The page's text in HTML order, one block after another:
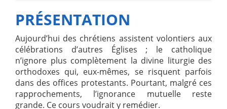
PRÉSENTATION
Aujourd’hui des chrétiens assistent volontiers aux
célébrations d’autres Églises ; le catholique
n’ignore plus complètement la divine liturgie des
orthodoxes qui, eux-mêmes, se risquent parfois
dans des offices protestants. Pourtant, malgré ces
rapprochements, l’ignorance mutuelle reste
grande. Ce cours voudrait y remédier.